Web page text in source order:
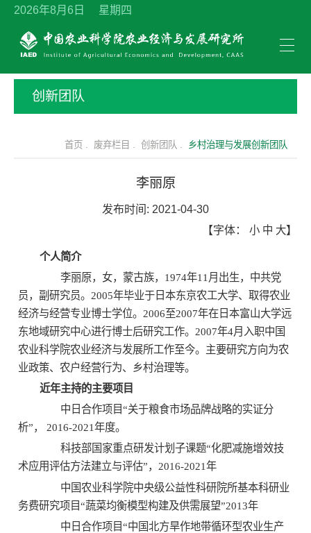
2026年8月6日 星期四
创新团队
首页 . 废弃栏目 . 创新团队 . 乡村治理与发展创新团队
李丽原
发布时间: 2021-04-30
【字体： 小 中 大】
个人简介
李丽原，女，蒙古族，1974年11月出生，中共党
员，副研究员。2005年毕业于日本东京农工大学、取得农业
经济与经营专业博士学位。2006至2007年在日本富山大学远
东地域研究中心进行博士后研究工作。2007年4月入职中国
农业科学院农业经济与发展所工作至今。主要研究方向为农
业政策、农户经营行为、乡村治理等。
近年主持的主要项目
中日合作项目“关于粮食市场品牌战略的实证分
析”， 2016-2021年度。
科技部国家重点研发计划子课题“化肥减施增效技
术应用评估方法建立与评估”，2016-2021年
中国农业科学院中央级公益性科研院所基本科研业
务费研究项目“蔬菜均衡模型构建及供需展望”2013年
中日合作项目“中国北方旱作地带循环型农业生产